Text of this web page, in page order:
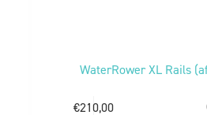
WaterRower XL Rails
€210,00